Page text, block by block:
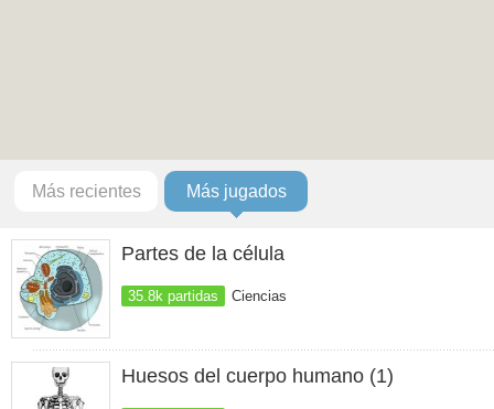
Más recientes Más jugados
Partes de la célula
35.8k partidas Ciencias
Huesos del cuerpo humano (1)